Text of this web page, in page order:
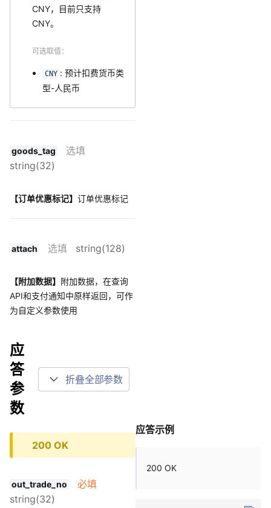
CNY，目前只支持
CNY。
可选取值：
CNY : 预计扣费货币类
型-人民币
goods_tag
选填
string(32)
【订单优惠标记】 订单优惠标记
attach 选填 string(128)
【附加数据】 附加数据，在查询
API和支付通知中原样返回，可作
为自定义参数使用
应
答
参
数
折叠全部参数
200 OK
out_trade_no
必填
string(32)
应答示例
200 OK